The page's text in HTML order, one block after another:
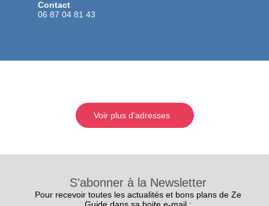
Contact
06 87 04 81 43
Voir plus d'adresses
S'abonner à la Newsletter
Pour recevoir toutes les actualités et bons plans de Ze